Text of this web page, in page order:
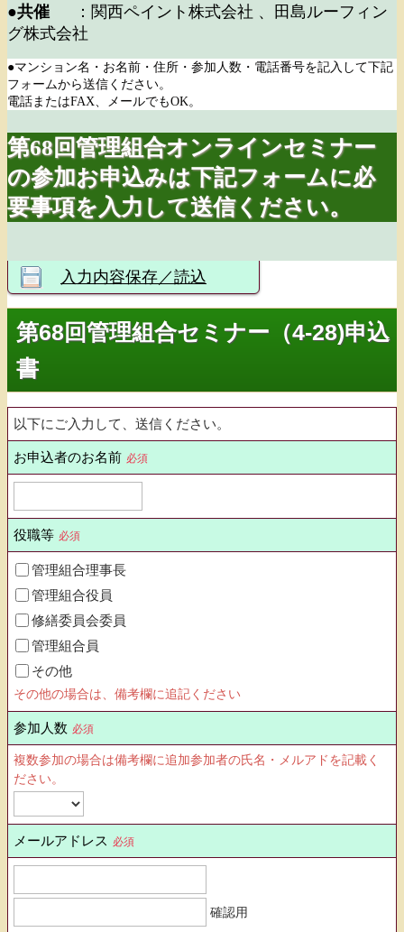
●共催 ：関西ペイント株式会社 、田島ルーフィン
グ株式会社
●マンション名・お名前・住所・参加人数・電話番号を記入して下記
フォームから送信ください。
電話またはFAX、メールでもOK。
第68回管理組合オンラインセミナー
の参加お申込みは下記フォームに必
要事項を入力して送信ください。